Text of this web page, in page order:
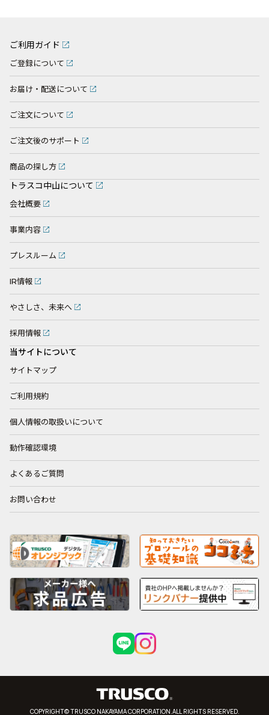
ご利用ガイド
ご登録について
お届け・配送について
ご注文について
ご注文後のサポート
商品の探し方
トラスコ中山について
会社概要
事業内容
プレスルーム
IR情報
やさしさ、未来へ
採用情報
当サイトについて
サイトマップ
ご利用規約
個人情報の取扱いについて
動作確認環境
よくあるご質問
お問い合わせ
COPYRIGHT© TRUSCO NAKAYAMA CORPORATION.ALL RIGHTS RESERVED.